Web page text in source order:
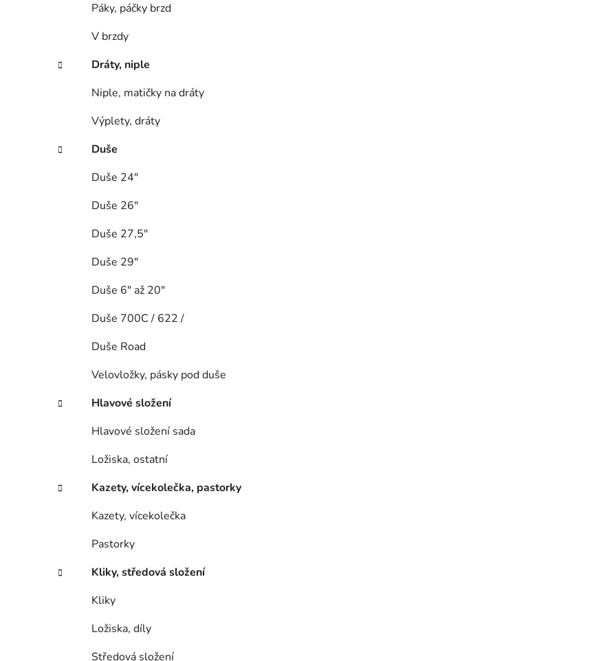
Páky, páčky brzd
V brzdy
Dráty, niple
Niple, matičky na dráty
Výplety, dráty
Duše
Duše 24"
Duše 26"
Duše 27,5"
Duše 29"
Duše 6" až 20"
Duše 700C / 622 /
Duše Road
Velovložky, pásky pod duše
Hlavové složení
Hlavové složení sada
Ložiska, ostatní
Kazety, vícekolečka, pastorky
Kazety, vícekolečka
Pastorky
Kliky, středová složení
Kliky
Ložiska, díly
Středová složení